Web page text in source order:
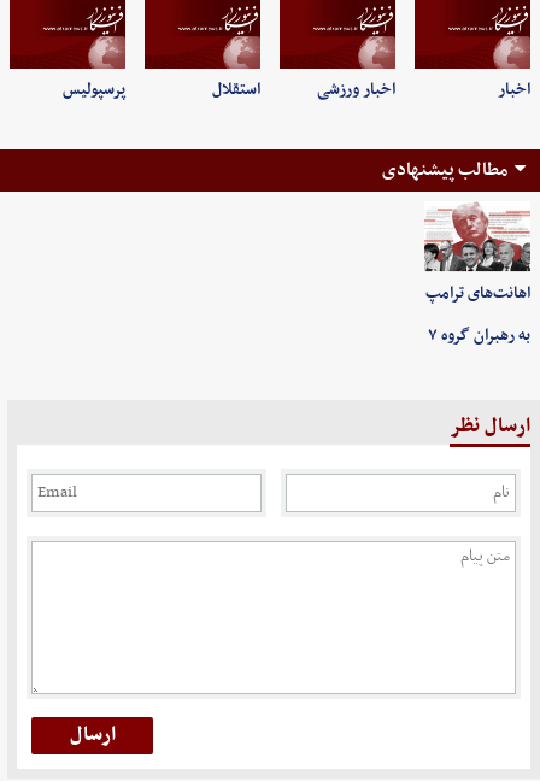
اخبار اخبار ورزشی استقلال پرسپولیس
مطالب پیشنهادی
اهانت‌های ترامپ
به رهبران گروه ۷
ارسال نظر